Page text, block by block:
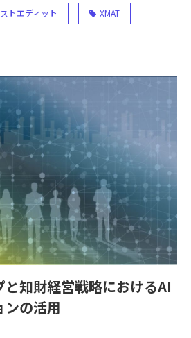
トエディット XMAT
知財経営戦略におけるAI
の活用